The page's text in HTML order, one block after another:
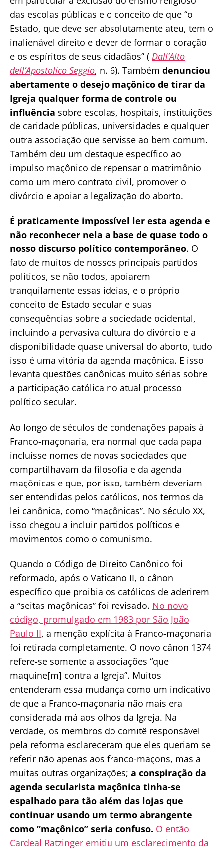
das escolas públicas e o conceito de que “o
Estado, que deve ser absolutamente ateu, tem o
inalienável direito e dever de formar o coração
e os espíritos de seus cidadãos” ( Dall’Alto
dell’Apostolico Seggio, n. 6). Também denunciou
abertamente o desejo maçônico de tirar da
Igreja qualquer forma de controle ou
influência sobre escolas, hospitais, instituições
de caridade públicas, universidades e qualquer
outra associação que servisse ao bem comum.
Também deu um destaque específico ao
impulso maçônico de repensar o matrimônio
como um mero contrato civil, promover o
divórcio e apoiar a legalização do aborto.
É praticamente impossível ler esta agenda e
não reconhecer nela a base de quase todo o
nosso discurso político contemporâneo. O
fato de muitos de nossos principais partidos
políticos, se não todos, apoiarem
tranquilamente essas ideias, e o próprio
conceito de Estado secular e suas
consequências sobre a sociedade ocidental,
incluindo a pervasiva cultura do divórcio e a
disponibilidade quase universal do aborto, tudo
isso é uma vitória da agenda maçônica. E isso
levanta questões canônicas muito sérias sobre
a participação católica no atual processo
político secular.
Ao longo de séculos de condenações papais à
Franco-maçonaria, era normal que cada papa
incluísse nomes de novas sociedades que
compartilhavam da filosofia e da agenda
maçônicas e que, por isso, também deveriam
ser entendidas pelos católicos, nos termos da
lei canônica, como “maçônicas”. No século XX,
isso chegou a incluir partidos políticos e
movimentos como o comunismo.
Quando o Código de Direito Canônico foi
reformado, após o Vaticano II, o cânon
específico que proibia os católicos de aderirem
a “seitas maçônicas” foi revisado. No novo
código, promulgado em 1983 por São João
Paulo II, a menção explícita à Franco-maçonaria
foi retirada completamente. O novo cânon 1374
refere-se somente a associações “que
maquine[m] contra a Igreja”. Muitos
entenderam essa mudança como um indicativo
de que a Franco-maçonaria não mais era
considerada má aos olhos da Igreja. Na
verdade, os membros do comitê responsável
pela reforma esclareceram que eles queriam se
referir não apenas aos franco-maçons, mas a
muitas outras organizações; a conspiração da
agenda secularista maçônica tinha-se
espalhado para tão além das lojas que
continuar usando um termo abrangente
como “maçônico” seria confuso. O então
Cardeal Ratzinger emitiu um esclarecimento da